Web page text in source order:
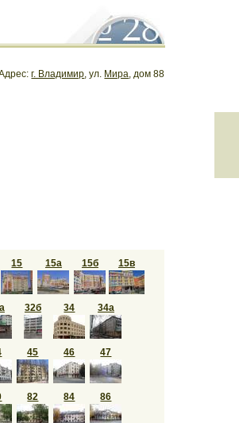
г. Владимир, ул. Мира, дом 88
15 15а 15б 15в
32б 34 34а
45 46 47
82 84 86